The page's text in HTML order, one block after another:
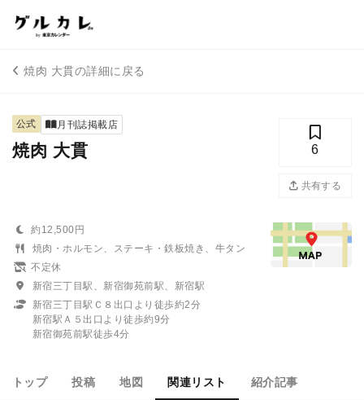
焼肉 大貫の詳細に戻る
公式 月刊誌掲載店
焼肉 大貫 6
共有する
約12,500円
焼肉・ホルモン、ステーキ・鉄板焼き、牛タン
不定休
新宿三丁目駅、新宿御苑前駅、新宿駅
新宿三丁目駅Ｃ８出口より徒歩約2分
新宿駅Ａ５出口より徒歩約9分
新宿御苑前駅徒歩4分
トップ 投稿 地図 関連リスト 紹介記事